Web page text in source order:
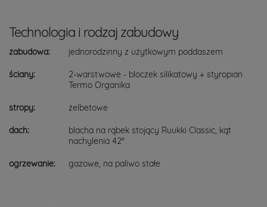
Technologia i rodzaj zabudowy
zabudowa: jednorodzinny z użytkowym poddaszem
ściany:
2-warstwowe - bloczek silikatowy + styropian
Termo Organika
stropy: żelbetowe
dach:
blacha na rąbek stojący Ruukki Classic, kąt
nachylenia 42°
ogrzewanie: gazowe, na paliwo stałe